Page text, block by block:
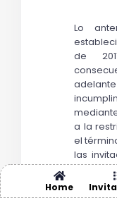
Lo
de
a la
el
las
el
Home